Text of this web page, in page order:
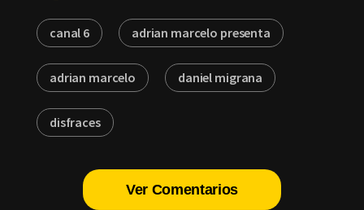
canal 6 adrian marcelo presenta
adrian marcelo daniel migrana
disfraces
Ver Comentarios